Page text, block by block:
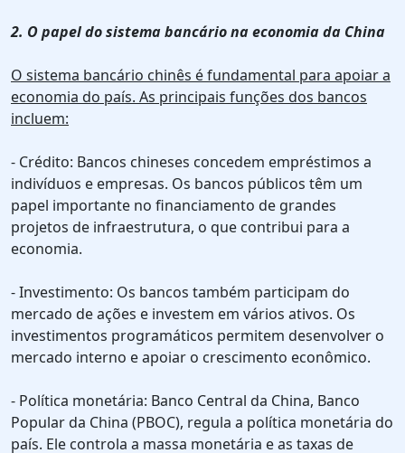
2. O papel do sistema bancário na economia da China
O sistema bancário chinês é fundamental para apoiar a
economia do país. As principais funções dos bancos
incluem:
- Crédito: Bancos chineses concedem empréstimos a
indivíduos e empresas. Os bancos públicos têm um
papel importante no financiamento de grandes
projetos de infraestrutura, o que contribui para a
economia.
- Investimento: Os bancos também participam do
mercado de ações e investem em vários ativos. Os
investimentos programáticos permitem desenvolver o
mercado interno e apoiar o crescimento econômico.
- Política monetária: Banco Central da China, Banco
Popular da China (PBOC), regula a política monetária do
país. Ele controla a massa monetária e as taxas de